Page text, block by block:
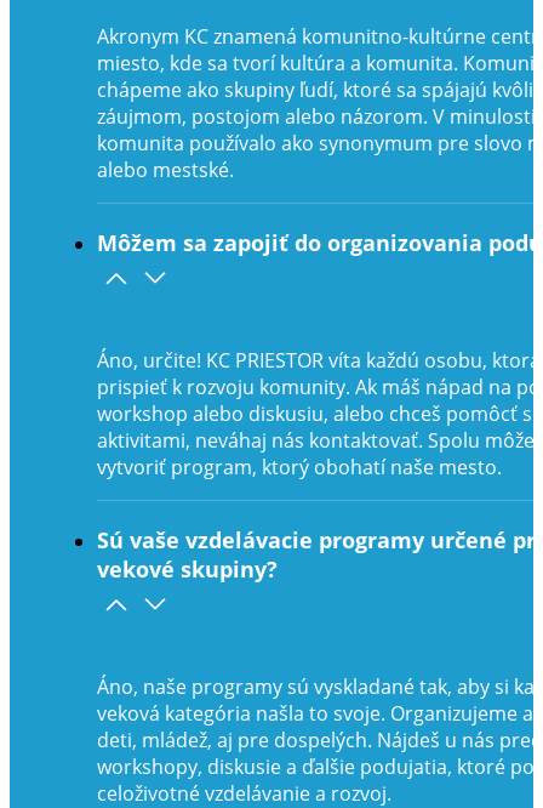
Akronym KC znamená komunitno-kultúrne
miesto, kde sa tvorí kultúra a komunita.
chápeme ako skupiny ľudí, ktoré sa spájajú kvôli
záujmom, postojom alebo názorom. V minulosti
komunita používalo ako synonymum pre slovo
alebo mestské.
Môžem sa zapojiť do organizovania
Áno, určite! KC PRIESTOR víta každú osobu,
prispieť k rozvoju komunity. Ak máš nápad na
workshop alebo diskusiu, alebo chceš pomôcť s
aktivitami, neváhaj nás kontaktovať. Spolu
vytvoriť program, ktorý obohatí naše mesto.
Sú vaše vzdelávacie programy určené
vekové skupiny?
Áno, naše programy sú vyskladané tak, aby si
veková kategória našla to svoje. Organizujeme
deti, mládež, aj pre dospelých. Nájdeš u nás
workshopy, diskusie a ďalšie podujatia, ktoré
celoživotné vzdelávanie a rozvoj.